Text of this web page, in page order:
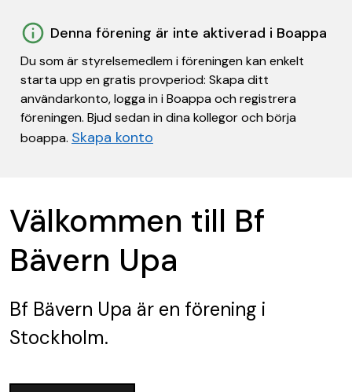
Denna förening är inte aktiverad i Boappa
Du som är styrelsemedlem i föreningen kan enkelt
starta upp en gratis provperiod: Skapa ditt
användarkonto, logga in i Boappa och registrera
föreningen. Bjud sedan in dina kollegor och börja
boappa. Skapa konto
Välkommen till Bf
Bävern Upa
Bf Bävern Upa är en förening i
Stockholm.